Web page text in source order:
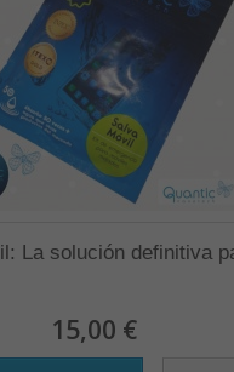
La solución definitiva
15,00 €